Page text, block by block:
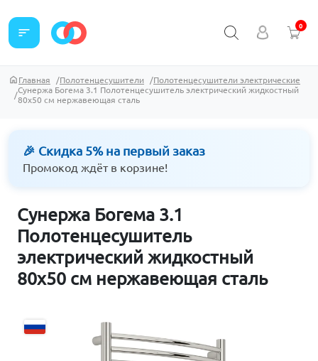
sort 0
Главная Полотенцесушители
Полотенцесушители электрические
Сунержа Богема 3.1 Полотенцесушитель электрический жидкостный
80х50 см нержавеющая сталь
🎉 Скидка 5% на первый заказ
Промокод ждёт в корзине!
Сунержа Богема 3.1
Полотенцесушитель
электрический жидкостный
80х50 см нержавеющая сталь